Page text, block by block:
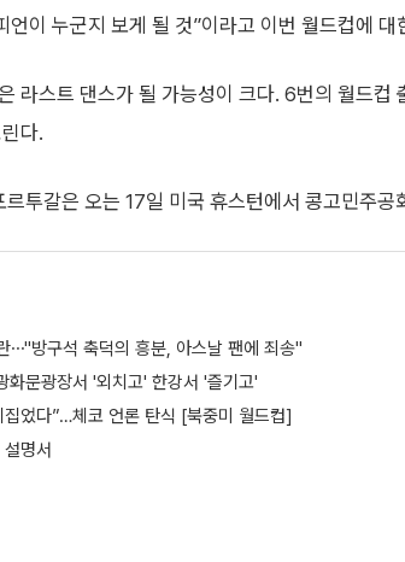
언이 누군지 보게 될 것”이라고 이번 월드컵에 대
라스트 댄스가 될 가능성이 크다. 6번의 월드컵
다.
투갈은 오는 17일 미국 휴스턴에서 콩고민주공
⋯"방구석 축덕의 흥분, 아스날 팬에 죄송"
문광장서 '외치고' 한강서 '즐기고'
었다”…체코 언론 탄식 [북중미 월드컵]
설명서